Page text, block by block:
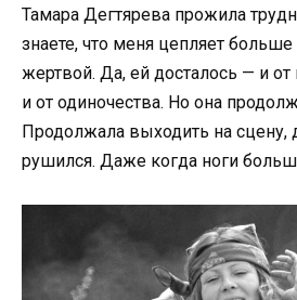
Тамара Дегтярева прожила
знаете, что меня цепляет
жертвой. Да, ей досталось — и
и от одиночества. Но она
Продолжала выходить на сцену,
рушился. Даже когда ноги